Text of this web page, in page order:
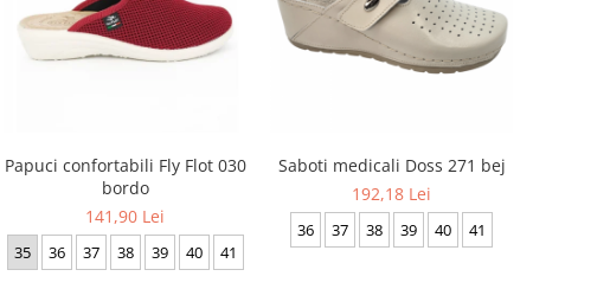
Papuci confortabili Fly Flot 030
bordo
141,90 Lei
35 36 37 38 39 40 41
Saboti medicali Doss 271 bej
192,18 Lei
36 37 38 39 40 41